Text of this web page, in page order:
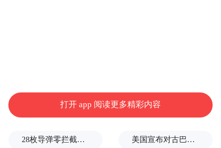
打开 app 阅读更多精彩内容
28枚导弹零拦截！基辅防空失灵，西方靠不住了 美国宣布对古巴实施新一轮制裁